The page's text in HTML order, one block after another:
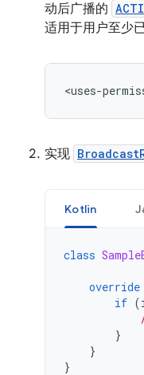
动后广播的
适用于用户至少
<uses-
实现
Kotlin
class
override
if (
}
}
}